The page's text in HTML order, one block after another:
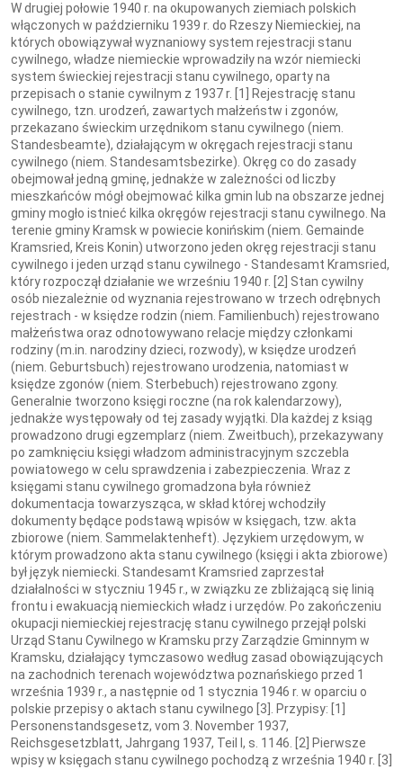
W drugiej połowie 1940 r. na okupowanych ziemiach polskich
włączonych w październiku 1939 r. do Rzeszy Niemieckiej, na
których obowiązywał wyznaniowy system rejestracji stanu
cywilnego, władze niemieckie wprowadziły na wzór niemiecki
system świeckiej rejestracji stanu cywilnego, oparty na
przepisach o stanie cywilnym z 1937 r. [1] Rejestrację stanu
cywilnego, tzn. urodzeń, zawartych małżeństw i zgonów,
przekazano świeckim urzędnikom stanu cywilnego (niem.
Standesbeamte), działającym w okręgach rejestracji stanu
cywilnego (niem. Standesamtsbezirke). Okręg co do zasady
obejmował jedną gminę, jednakże w zależności od liczby
mieszkańców mógł obejmować kilka gmin lub na obszarze jednej
gminy mogło istnieć kilka okręgów rejestracji stanu cywilnego. Na
terenie gminy Kramsk w powiecie konińskim (niem. Gemainde
Kramsried, Kreis Konin) utworzono jeden okręg rejestracji stanu
cywilnego i jeden urząd stanu cywilnego - Standesamt Kramsried,
który rozpoczął działanie we wrześniu 1940 r. [2] Stan cywilny
osób niezależnie od wyznania rejestrowano w trzech odrębnych
rejestrach - w księdze rodzin (niem. Familienbuch) rejestrowano
małżeństwa oraz odnotowywano relacje między członkami
rodziny (m.in. narodziny dzieci, rozwody), w księdze urodzeń
(niem. Geburtsbuch) rejestrowano urodzenia, natomiast w
księdze zgonów (niem. Sterbebuch) rejestrowano zgony.
Generalnie tworzono księgi roczne (na rok kalendarzowy),
jednakże występowały od tej zasady wyjątki. Dla każdej z ksiąg
prowadzono drugi egzemplarz (niem. Zweitbuch), przekazywany
po zamknięciu księgi władzom administracyjnym szczebla
powiatowego w celu sprawdzenia i zabezpieczenia. Wraz z
księgami stanu cywilnego gromadzona była również
dokumentacja towarzysząca, w skład której wchodziły
dokumenty będące podstawą wpisów w księgach, tzw. akta
zbiorowe (niem. Sammelaktenheft). Językiem urzędowym, w
którym prowadzono akta stanu cywilnego (księgi i akta zbiorowe)
był język niemiecki. Standesamt Kramsried zaprzestał
działalności w styczniu 1945 r., w związku ze zbliżającą się linią
frontu i ewakuacją niemieckich władz i urzędów. Po zakończeniu
okupacji niemieckiej rejestrację stanu cywilnego przejął polski
Urząd Stanu Cywilnego w Kramsku przy Zarządzie Gminnym w
Kramsku, działający tymczasowo według zasad obowiązujących
na zachodnich terenach województwa poznańskiego przed 1
września 1939 r., a następnie od 1 stycznia 1946 r. w oparciu o
polskie przepisy o aktach stanu cywilnego [3]. Przypisy: [1]
Personenstandsgesetz, vom 3. November 1937,
Reichsgesetzblatt, Jahrgang 1937, Teil I, s. 1146. [2] Pierwsze
wpisy w księgach stanu cywilnego pochodzą z września 1940 r. [3]